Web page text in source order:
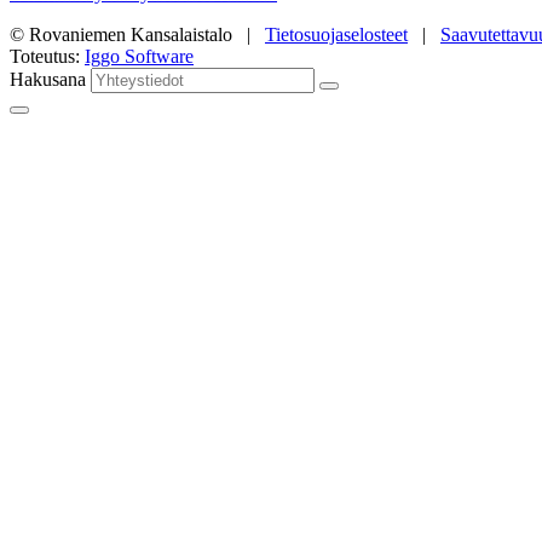
© Rovaniemen Kansalaistalo | Tietosuojaselosteet |
Toteutus: Iggo Software
Hakusana